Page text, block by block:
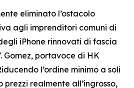
eliminato l’ostacolo
agli imprenditori comuni di
iPhone rinnovati di fascia
Gomez, portavoce di HK
l’ordine minimo a soli
prezzi realmente all’ingrosso,